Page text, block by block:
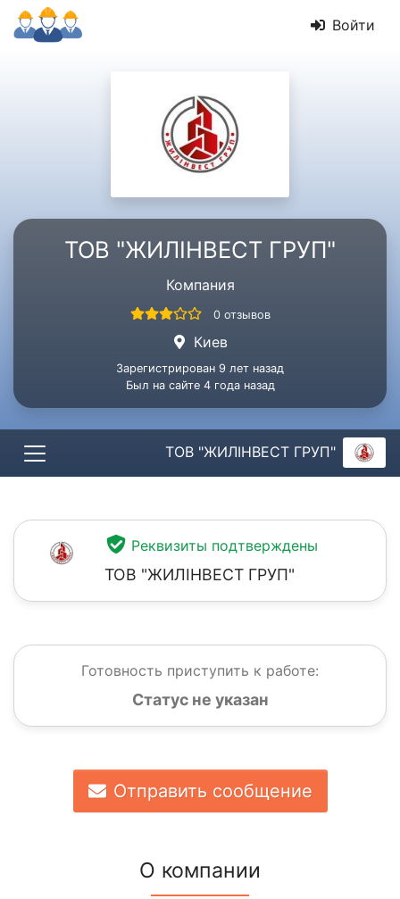
Войти
ТОВ "ЖИЛІНВЕСТ ГРУП"
Компания
0 отзывов
Киев
Зарегистрирован 9 лет назад
Был на сайте 4 года назад
ТОВ "ЖИЛІНВЕСТ ГРУП"
Реквизиты подтверждены
ТОВ "ЖИЛІНВЕСТ ГРУП"
Готовность приступить к работе:
Статус не указан
Отправить сообщение
О компании